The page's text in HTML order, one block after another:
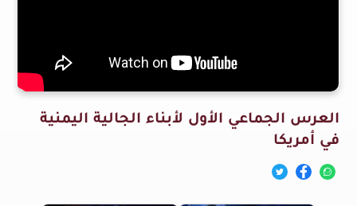
العرس الجماعي الأول لأبناء الجالية اليمنية
في أمريكا